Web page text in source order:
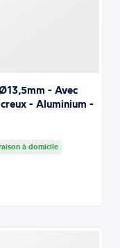
- Avec
- Aluminium -
à domicile